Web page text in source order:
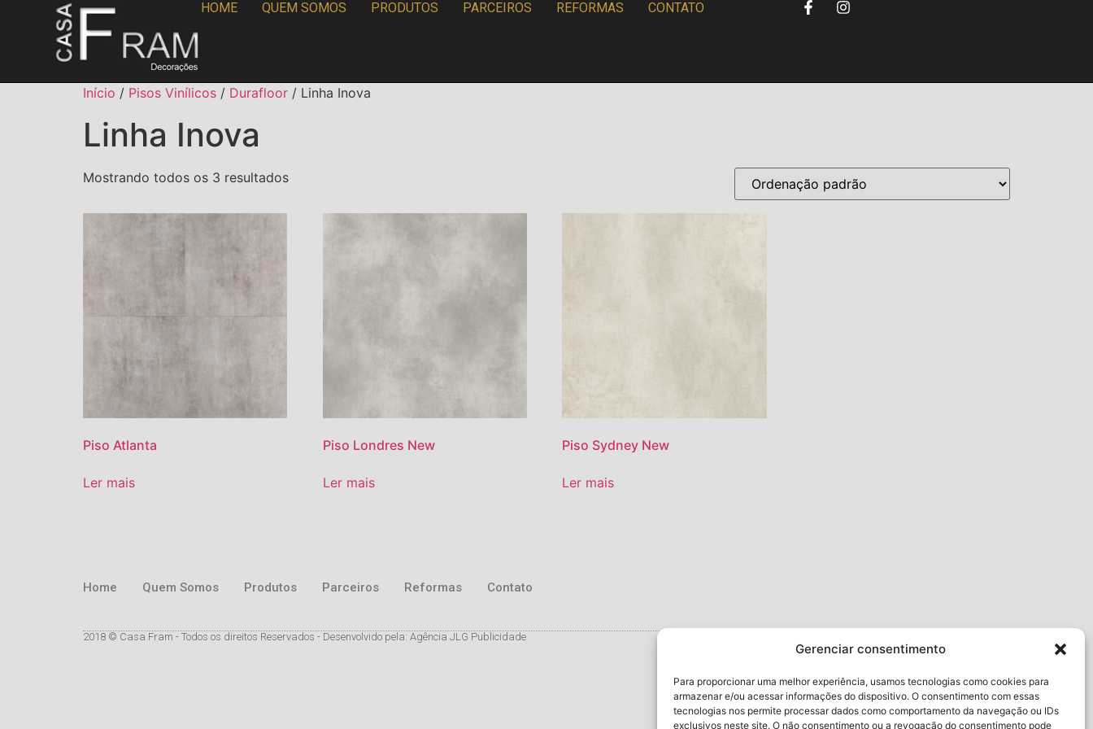
Gerenciar consentimento
Para proporcionar uma melhor experiência, usamos tecnologias como cookies para
armazenar e/ou acessar informações do dispositivo. O consentimento com essas
tecnologias nos permite processar dados como comportamento da navegação ou IDs
exclusivos neste site. O não consentimento ou a revogação do consentimento pode
HOME QUEM SOMOS PRODUTOS PARCEIROS REFORMAS CONTATO
Início / Pisos Vinílicos / Durafloor / Linha Inova
Linha Inova
Mostrando todos os 3 resultados
Piso Atlanta
Ler mais
Piso Londres New
Ler mais
Piso Sydney New
Ler mais
Home Quem Somos Produtos Parceiros Reformas Contato
2018 © Casa Fram - Todos os direitos Reservados - Desenvolvido pela: Agência JLG Publicidade